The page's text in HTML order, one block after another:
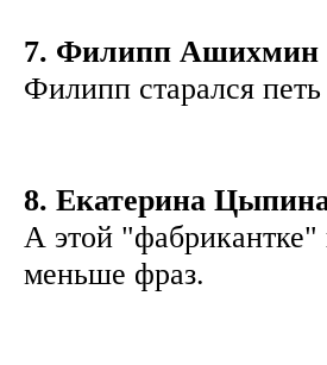
7. Филипп Ашихмин
Филипп старался
8. Екатерина
А этой
меньше фраз.